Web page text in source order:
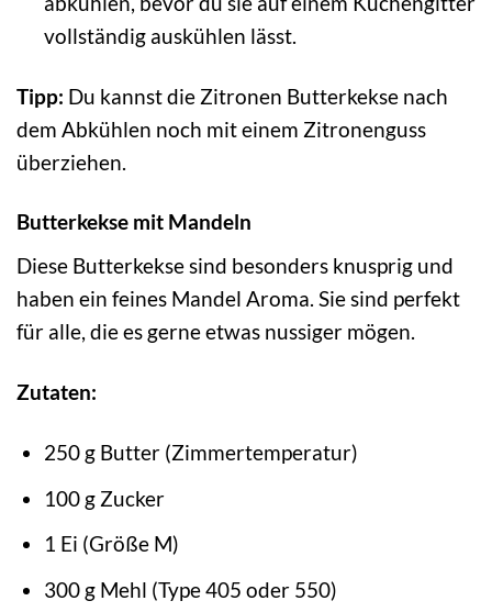
vollständig auskühlen lässt.
Tipp: Du kannst die Zitronen Butterkekse nach
dem Abkühlen noch mit einem Zitronenguss
überziehen.
Butterkekse mit Mandeln
Diese Butterkekse sind besonders knusprig und
haben ein feines Mandel Aroma. Sie sind perfekt
für alle, die es gerne etwas nussiger mögen.
Zutaten:
250 g Butter (Zimmertemperatur)
100 g Zucker
1 Ei (Größe M)
300 g Mehl (Type 405 oder 550)